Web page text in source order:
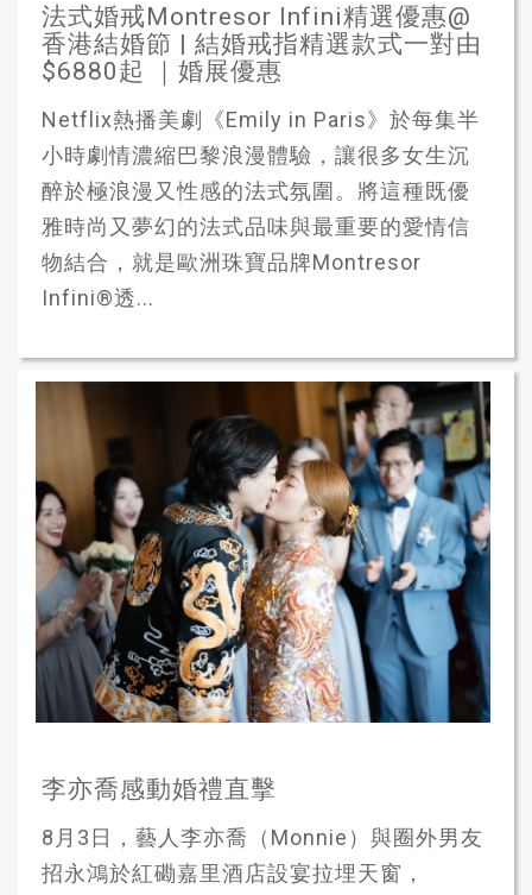
法式婚戒Montresor Infini精選優惠@
香港結婚節 | 結婚戒指精選款式一對由
$6880起 ｜婚展優惠
Netflix熱播美劇《Emily in Paris》於每集半
小時劇情濃縮巴黎浪漫體驗，讓很多女生沉
醉於極浪漫又性感的法式氛圍。將這種既優
雅時尚又夢幻的法式品味與最重要的愛情信
物結合，就是歐洲珠寶品牌Montresor
Infini®️透...
李亦喬感動婚禮直擊
8月3日，藝人李亦喬（Monnie）與圈外男友
招永鴻於紅磡嘉里酒店設宴拉埋天窗，